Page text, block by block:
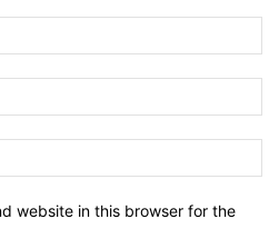
website in this browser for the